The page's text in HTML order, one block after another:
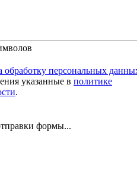
обработку персональных
указанные в политике
.
формы...